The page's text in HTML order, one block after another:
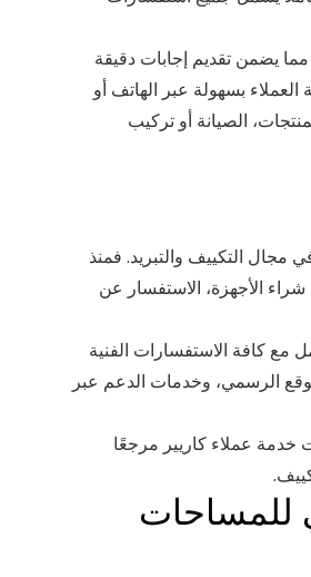
مما يضمن تقديم إجابات دقيقة
بسهولة عبر الهاتف أو
الصيانة أو تركيب
مجال التكييف والتبريد. فمنذ
الأجهزة، الاستفسار عن
مع كافة الاستفسارات الفنية
الرسمي، وخدمات الدعم عبر
خدمة عملاء كاريير مرجعًا
للمساحات